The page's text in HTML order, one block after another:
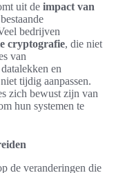
uit de impact van
bedrijven
cryptografie, die niet
van
en
tijdig aanpassen.
zich bewust zijn van
hun systemen te
de veranderingen die